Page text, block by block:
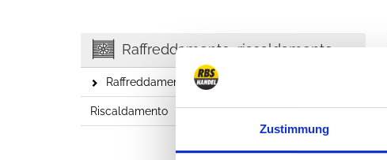
Zustimmung
Raffreddamento, riscaldamento, aria condizionata
Raffreddamento
1
Riscaldamento